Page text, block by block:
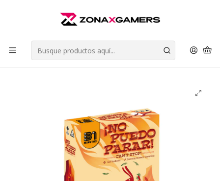
Retiros en Providencia
Leer más
Inicio Juegos de Mesa Juegos de Estrategia
¡No puedo Parar! ( Can´t Stop ) - 31 Minutos